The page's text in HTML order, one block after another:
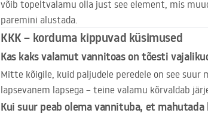
võib topeltvalamu olla just see element, mis
paremini alustada.
KKK– korduma kippuvad küsimused
Kas kaks valamut vannitoas on tõesti
Mitte kõigile, kuid paljudele peredele on see
lapsevanem lapsega – teine valamu kõrvaldab
Kui suur peab olema vannituba, et mahutada